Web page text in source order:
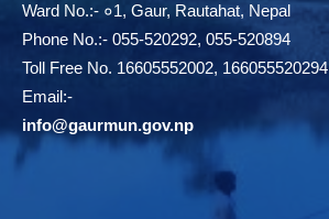
Ward No.:- ०1, Gaur, Rautahat, Nepal
Phone No.:- 055-520292, 055-520894
Toll Free No. 16605552002, 166055520294
Email:-
info@gaurmun.gov.np